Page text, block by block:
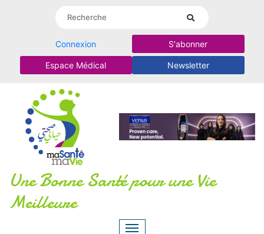
Connexion S'abonner
Espace Médical Newsletter
Une Bonne Santé pour une Vie
Meilleure